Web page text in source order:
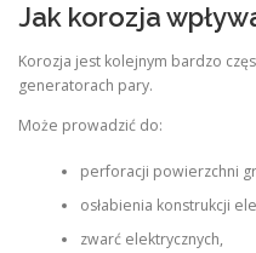
Jak korozja
Korozja jest kolejnym bardzo
generatorach pary.
Może prowadzić do:
perforacji powierzchni
osłabienia konstrukcji
zwarć elektrycznych,